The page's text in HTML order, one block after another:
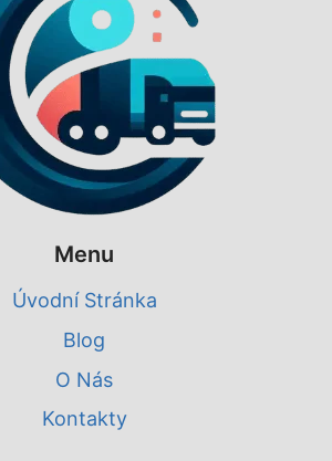
Menu
Úvodní Stránka
Blog
O Nás
Kontakty